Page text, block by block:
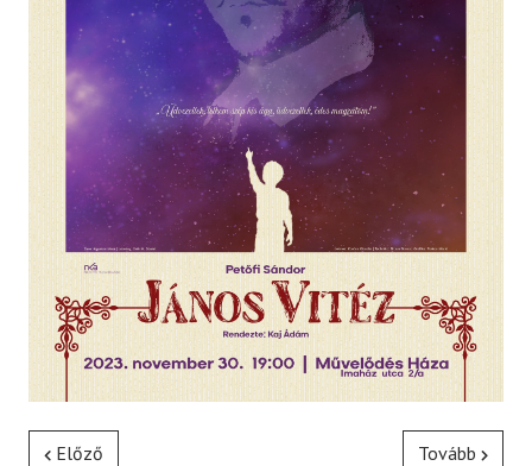
TEREMBÉRLÉS
TAGJAINK
Klubok, közösségek
Fotográfiai Biennálé
Musical Akadémia JP
ELÉRHETŐSÉGEK
FACEBOOK
Előző Tovább